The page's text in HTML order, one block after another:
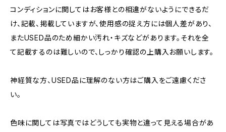
コンディションに関してはお客様との相違がないようにできるだ
け、記載、掲載していますが、使用感の捉え方には個人差があり、
またUSED品のため細かい汚れ・キズなどがあります。それを全
て記載するのは難しいので、しっかり確認の上購入お願いします。
神経質な方、USED品に理解のない方はご購入をご遠慮くださ
い。
色味に関しては写真ではどうしても実物と違って見える場合があ